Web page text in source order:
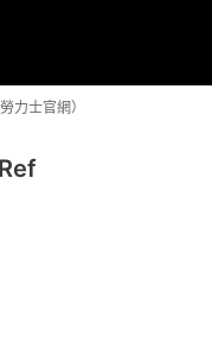
力士官網）